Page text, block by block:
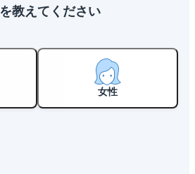
を教えてください
女性